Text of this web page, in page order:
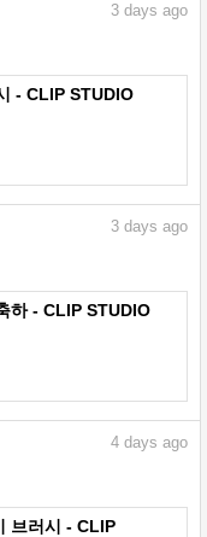
3 days ago
- CLIP STUDIO
3 days ago
하 - CLIP STUDIO
4 days ago
브러시 - CLIP